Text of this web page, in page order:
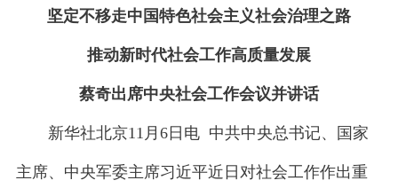
坚定不移走中国特色社会主义社会治理之路
推动新时代社会工作高质量发展
蔡奇出席中央社会工作会议并讲话
新华社北京11月6日电 中共中央总书记、国家
主席、中央军委主席习近平近日对社会工作作出重